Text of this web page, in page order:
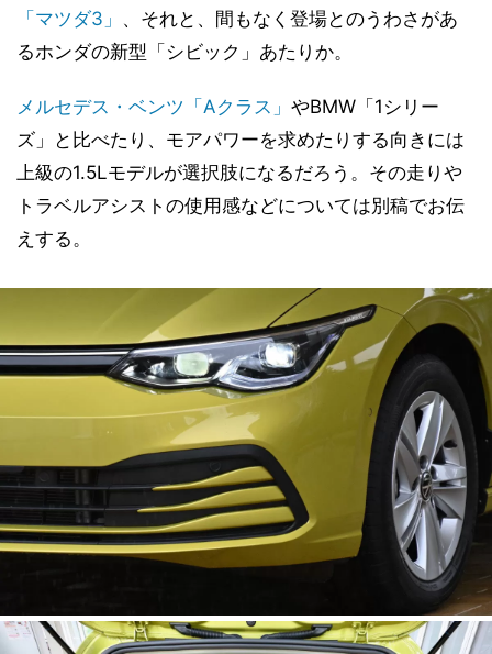
「マツダ3」 、それと、間もなく登場とのうわさがあ
るホンダの新型「シビック」あたりか。
メルセデス・ベンツ「Aクラス」 やBMW「1シリー
ズ」と比べたり、モアパワーを求めたりする向きには
上級の1.5Lモデルが選択肢になるだろう。その走りや
トラベルアシストの使用感などについては別稿でお伝
えする。